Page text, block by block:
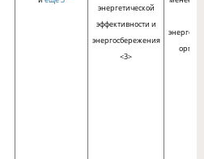
энергетической
эффективности и
энергосбережения
<3>